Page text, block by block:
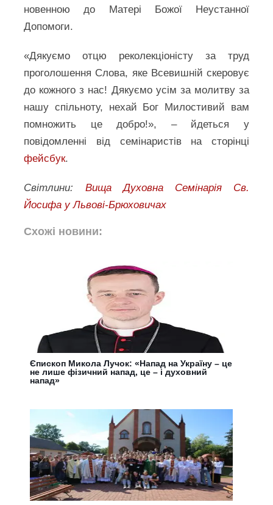
новенною до Матері Божої Неустанної
Допомоги.
«Дякуємо отцю реколекціоністу за труд
проголошення Слова, яке Всевишній скеровує
до кожного з нас! Дякуємо усім за молитву за
нашу спільноту, нехай Бог Милостивий вам
помножить це добро!», – йдеться у
повідомленні від семінаристів на сторінці
фейсбук.
Світлини: Вища Духовна Семінарія Св.
Йосифа у Львові-Брюховичах
Схожі новини:
Єпископ Микола Лучок: «Напад на Україну – це
не лише фізичний напад, це – і духовний
напад»